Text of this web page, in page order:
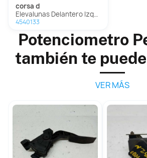
corsa d
Elevalunas Delantero Izquierdo Para Opel Corsa D
4540133
Potenciometro
también te
VER MÁS